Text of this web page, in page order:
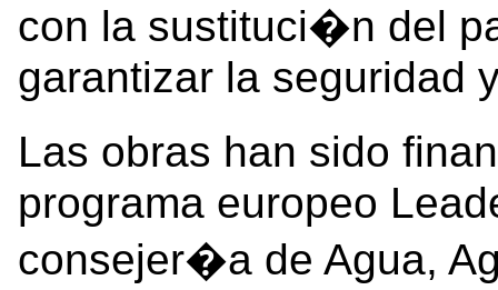
con la sustituci�n del
garantizar la seguridad
Las obras han sido
programa europeo
consejer�a de Agua,